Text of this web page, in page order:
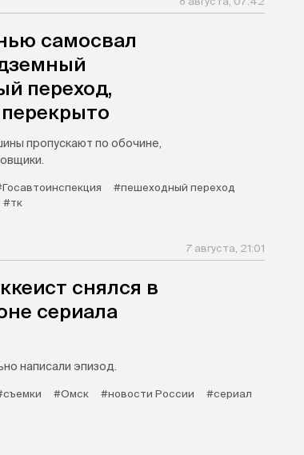
самосвал
переход,
пропускают по обочине,
#пешеходный переход
#тк
7 августа, 21:01
снялся в
сериала
написали эпизод.
#Омск #новости России
#сериал